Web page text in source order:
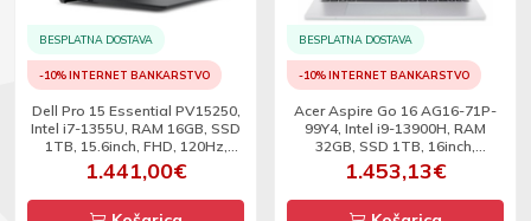
BESPLATNA DOSTAVA
-10% INTERNET BANKARSTVO
Dell Pro 15 Essential PV15250,
Intel i7-1355U, RAM 16GB, SSD
1TB, 15.6inch, FHD, 120Hz,
Linux
1.441,00€
BESPLATNA DOSTAVA
-10% INTERNET BANKARSTVO
Acer Aspire Go 16 AG16-71P-
99Y4, Intel i9-13900H, RAM
32GB, SSD 1TB, 16inch,
WUXGA, W11
1.453,13€